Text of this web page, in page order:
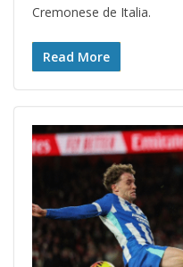
Cremonese de Italia.
Read More